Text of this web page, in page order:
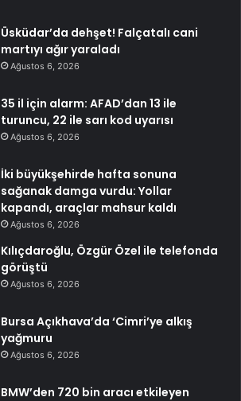
Üsküdar’da dehşet! Falçatalı cani
martıyı ağır yaraladı
Ağustos 6, 2026
35 il için alarm: AFAD’dan 13 ile
turuncu, 22 ile sarı kod uyarısı
Ağustos 6, 2026
İki büyükşehirde hafta sonuna
sağanak damga vurdu: Yollar
kapandı, araçlar mahsur kaldı
Ağustos 6, 2026
Kılıçdaroğlu, Özgür Özel ile telefonda
görüştü
Ağustos 6, 2026
Bursa Açıkhava’da ‘Cimri’ye alkış
yağmuru
Ağustos 6, 2026
BMW’den 720 bin aracı etkileyen